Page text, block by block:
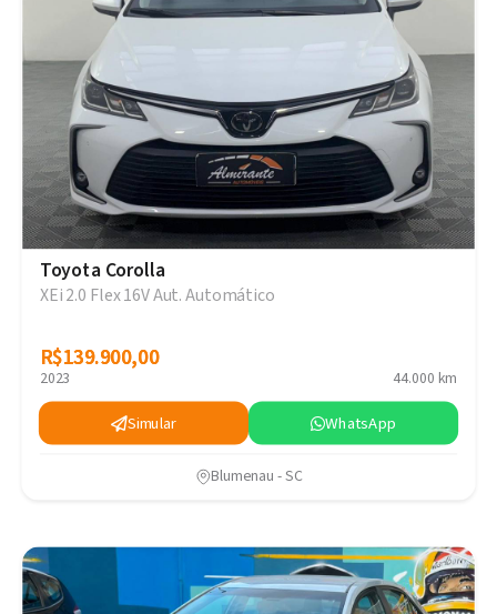
Toyota Corolla
XEi 2.0 Flex 16V Aut. Automático
R$139.900,00
R$139.900,00
2023 44.000 km
Simular WhatsApp
Blumenau - SC